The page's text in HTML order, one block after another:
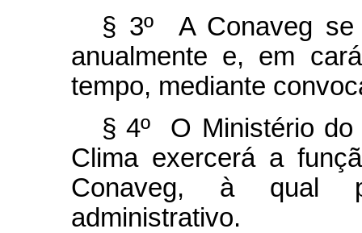
§ 3º A Conaveg se
anualmente e, em
tempo, mediante
§ 4º O Ministério do
Clima exercerá a
Conaveg, à qual
administrativo.